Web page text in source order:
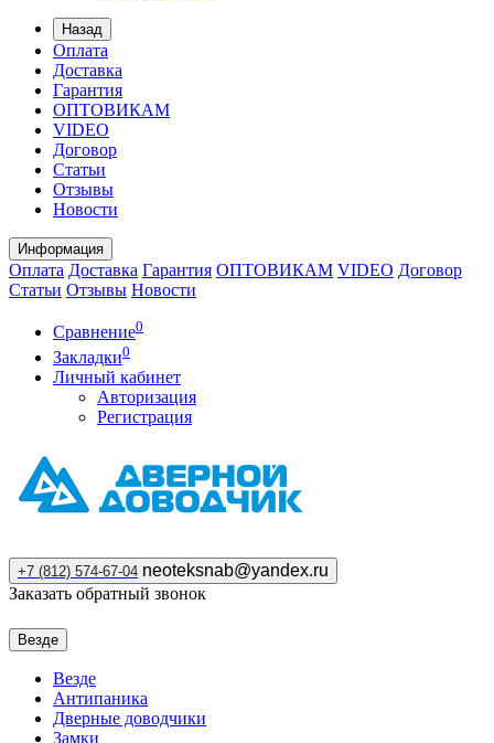
Назад
Оплата
Доставка
Гарантия
ОПТОВИКАМ
VIDEO
Договор
Статьи
Отзывы
Новости
Информация
Оплата Доставка Гарантия ОПТОВИКАМ VIDEO Договор
Статьи Отзывы Новости
Сравнение0
Закладки0
Личный кабинет
Авторизация
Регистрация
+7 (812) 574-67-04 neoteksnab@yandex.ru
Заказать обратный звонок
Везде
Везде
Антипаника
Дверные доводчики
Замки